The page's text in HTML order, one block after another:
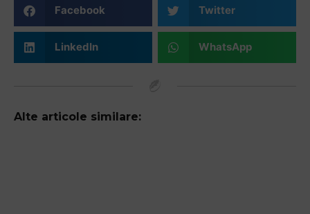
Facebook Twitter
LinkedIn WhatsApp
Alte articole similare: